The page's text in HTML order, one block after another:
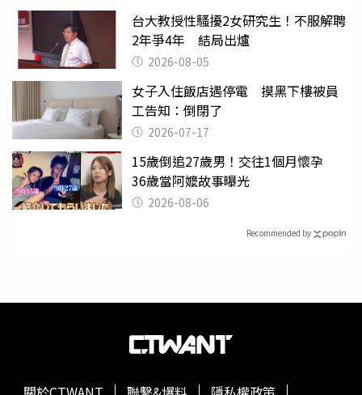
台大教授性騷擾2女研究生！不服解聘
2年爭4年 結局出爐
2026-08-05
女子入住飯店遇停電 摸黑下樓被員
工告知：倒閉了
2026-07-17
15歲倒追27歲男！交往1個月懷孕
36歲當阿嬤故事曝光
2026-08-06
Recommended by